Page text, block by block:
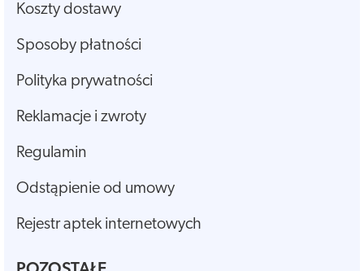
Koszty dostawy
Sposoby płatności
Polityka prywatności
Reklamacje i zwroty
Regulamin
Odstąpienie od umowy
Rejestr aptek internetowych